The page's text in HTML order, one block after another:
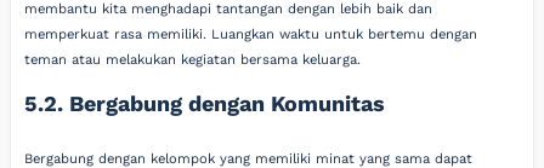
membantu kita menghadapi tantangan dengan lebih baik dan
memperkuat rasa memiliki. Luangkan waktu untuk bertemu dengan
teman atau melakukan kegiatan bersama keluarga.
5.2. Bergabung dengan Komunitas
Bergabung dengan kelompok yang memiliki minat yang sama dapat